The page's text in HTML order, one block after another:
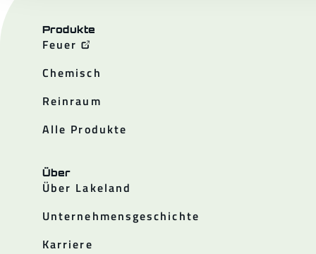
Produkte
Feuer
Chemisch
Reinraum
Alle Produkte
Über
Über Lakeland
Unternehmensgeschichte
Karriere